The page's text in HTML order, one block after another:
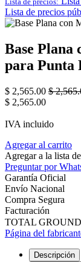
Lista de precios
Base Plana
para Punta
$ 2,565.00 $
$ 2,565.00
IVA incluido
Agregar al carrito
Agregar a la lista
Preguntar por
Garantía Oficial
Envío Nacional
Compra Segura
Facturación
TOTAL GROUND
Página del
Descripción